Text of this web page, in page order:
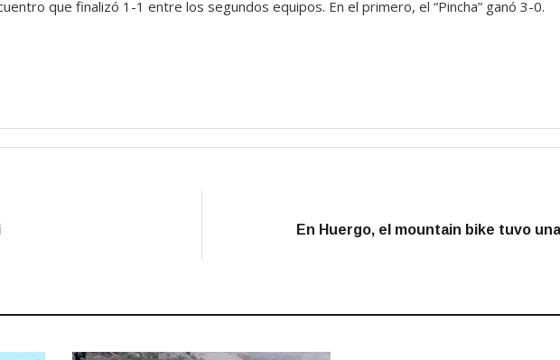
que finalizó 1-1 entre los segundos equipos. En el primero, el “Pincha” ganó 3-0.
En Huergo, el mountain bike tuvo